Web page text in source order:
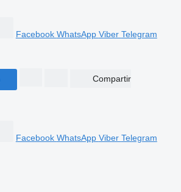
Facebook WhatsApp Viber Telegram
Compartir
Facebook WhatsApp Viber Telegram